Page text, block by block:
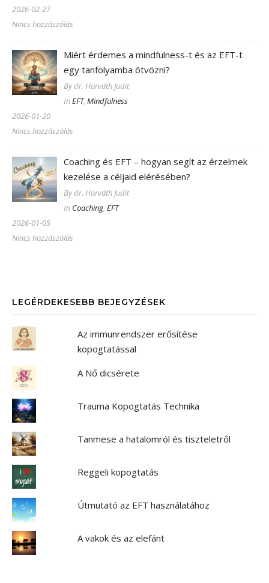
2026-02-27
Nincs hozzászólás
Miért érdemes a mindfulness-t és az EFT-t
egy tanfolyamba ötvözni?
By dr. Horváth Judit
InEFT,Mindfulness
2026-01-20
Nincs hozzászólás
Coaching és EFT – hogyan segít az érzelmek
kezelése a céljaid elérésében?
By dr. Horváth Judit
In Coaching,EFT
2026-01-05
Nincs hozzászólás
LEGÉRDEKESEBB BEJEGYZÉSEK
Az immunrendszer erősítése
kopogtatással
A Nő dicsérete
Trauma Kopogtatás Technika
Tanmese a hatalomról és tiszteletről
Reggeli kopogtatás
Útmutató az EFT használatához
A vakok és az elefánt